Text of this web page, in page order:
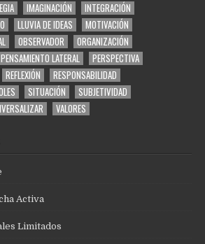
IMAGINACIÓN
INTEGRACIÓN
LLUVIA DE IDEAS
MOTIVACIÓN
OBSERVADOR
ORGANIZACIÓN
PENSAMIENTO LATERAL
PERSPECTIVA
REFLEXIÓN
RESPONSABILIDAD
SITUACIÓN
SUBJETIVIDAD
VALORES
Activa
Limitados